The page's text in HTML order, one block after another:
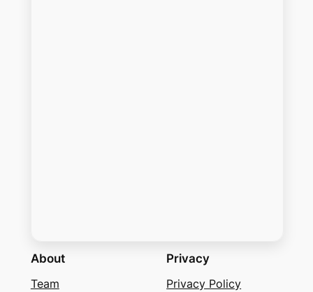
About
Team
Privacy
Privacy Policy